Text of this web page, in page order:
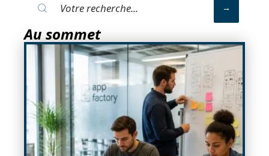
Au sommet